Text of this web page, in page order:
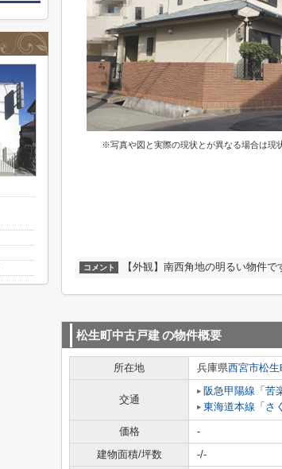
※写真や図と実際の現状とが異なる場合は現
コメント 【外観】南西角地の明るい物件で
松生町中古戸建の物件概要
所在地 兵庫県西宮市松生
交通
阪急甲陽線 「 苦
東海道本線 「 さ
価格 -
建物面積/坪数
-/-